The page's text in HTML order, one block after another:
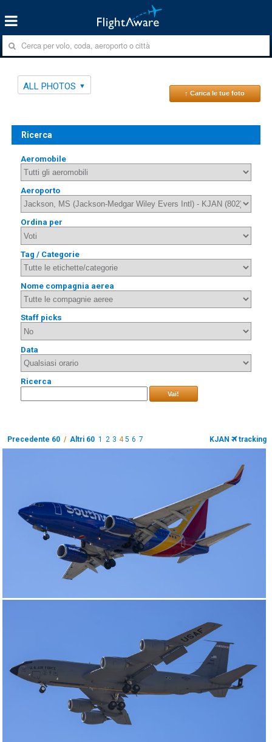
ALL PHOTOS
↑ Carica le tue foto
Ricerca
Aeromobile
Aeroporto
Ordina per
Tag / Categorie
Nome compagnia aerea
Staff picks
Data
Ricerca
Vai!
Precedente 60 / Altri 60 1 2 3 45 6 7 KJAN tracking